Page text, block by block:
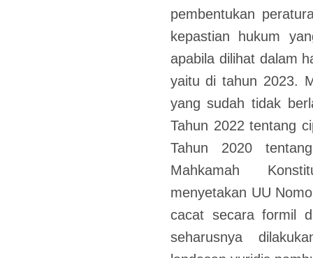
pembentukan
kepastian hukum
apabila dilihat dalam
yaitu di tahun 2023.
yang sudah tidak
Tahun 2022 tentang
Tahun 2020
Mahkamah
menyetakan UU
cacat secara formil
seharusnya